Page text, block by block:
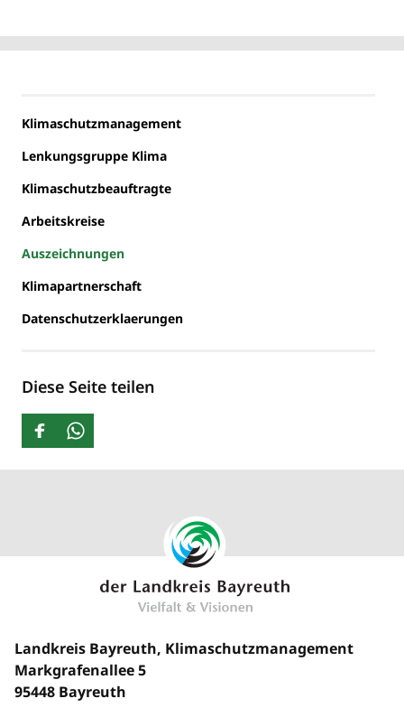
Klimaschutzmanagement
Lenkungsgruppe Klima
Klimaschutzbeauftragte
Arbeitskreise
Auszeichnungen
Klimapartnerschaft
Datenschutzerklaerungen
Diese Seite teilen
Landkreis Bayreuth, Klimaschutzmanagement
Markgrafenallee 5
95448 Bayreuth